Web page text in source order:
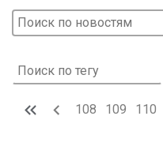
108 109 110